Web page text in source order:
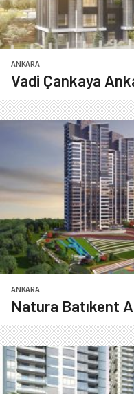
ANKARA
Vadi Çankaya
ANKARA
Natura Batıkent